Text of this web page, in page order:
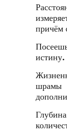
причём
истину.